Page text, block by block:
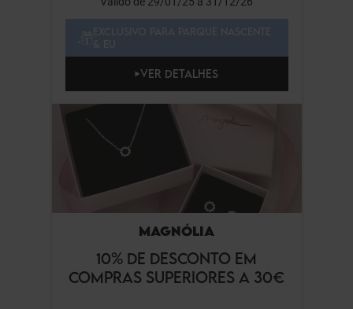
VER DETALHES
MAGNÓLIA
10% DE DESCONTO EM
COMPRAS SUPERIORES A 30€